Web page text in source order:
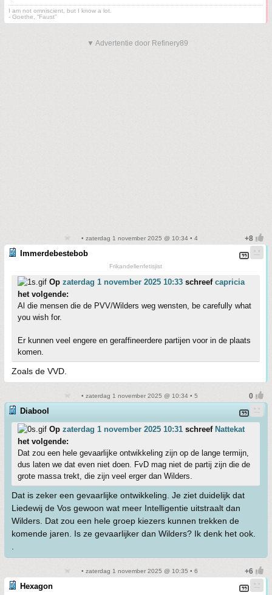
I am not omniscient, but I know a lot.
- Goethe, “Faust”
▼ Advertentie door Refinery89
• zaterdag 1 november 2025 @ 10:34 • 4
Immerdebestebob
Frikandellenfetisjist
Op zaterdag 1 november 2025 10:33 schreef capricia
het volgende:
Al die mensen die de PVV/Wilders weg wensten, be carefully what
you wish for.
Er kunnen veel engere en geraffineerdere partijen voor in de plaats
komen.
Zoals de VVD.
• zaterdag 1 november 2025 @ 10:34 • 5
Diabool
Op zaterdag 1 november 2025 10:31 schreef Nattekat
het volgende:
Dat zou een hele gevaarlijke ontwikkeling zijn op de lange termijn,
dus laten we dat even niet doen. FvD mag niet de partij zijn die de
grote massa trekt, die zijn veel erger dan Wilders.
Dat is zeker een gevaarlijke ontwikkeling. Je ziet duidelijk dat
Liedewij de Vos gewoon wat meer Intelligentie uitstraalt dan
Wilders. Dat zou een hele groep kiezers kunnen trekken de
komende jaren. Is ze gevaarlijker dan Wilders? Ik denk het ook.
.
• zaterdag 1 november 2025 @ 10:35 • 6
Hexagon